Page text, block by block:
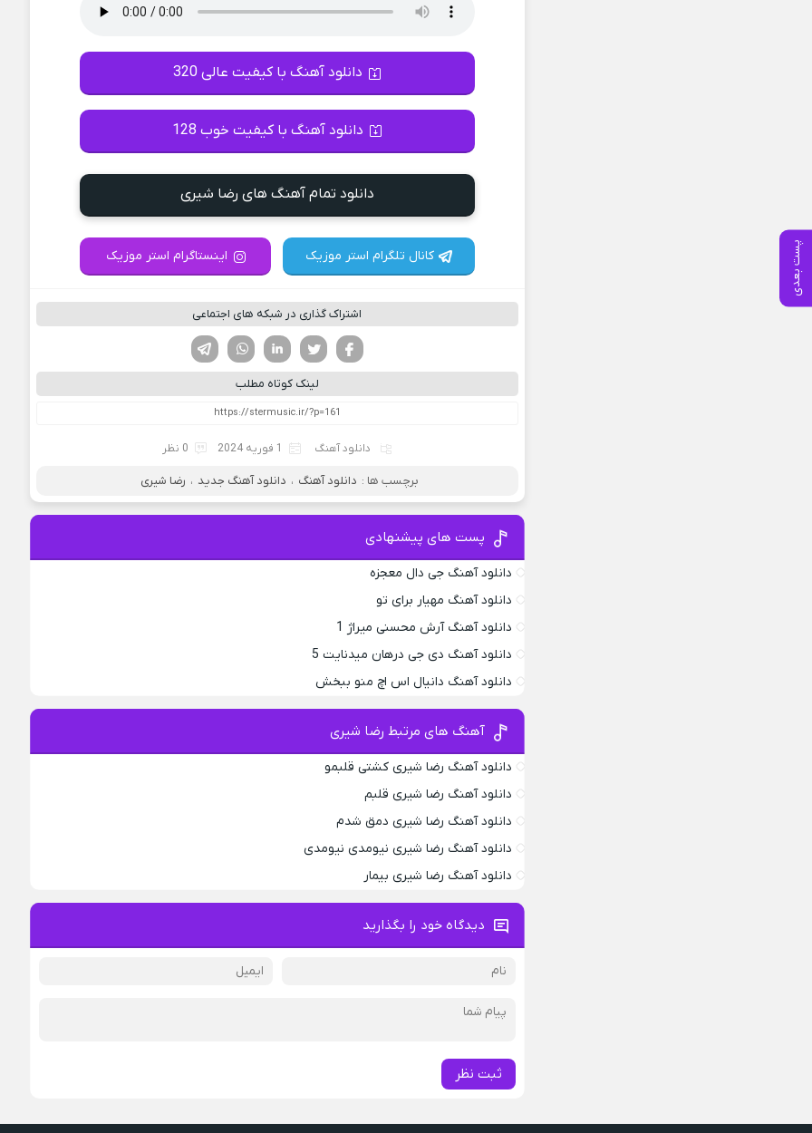
پست بعدی
دانلود آهنگ با کیفیت عالی 320
دانلود آهنگ با کیفیت خوب 128
دانلود تمام آهنگ های رضا شیری
کانال تلگرام استر موزیک اینستاگرام استر موزیک
اشتراک گذاری در شبکه های اجتماعی
لینکدین تویتر
فیسوک
لینک کوتاه مطلب
دانلود آهنگ 1 فوریه 2024 0 نظر
برچسب ها : دانلود آهنگ ، دانلود آهنگ جدید ، رضا شیری
پست های پیشنهادی
دانلود آهنگ جی دال معجزه
دانلود آهنگ مهیار برای تو
دانلود آهنگ آرش محسنی میراژ 1
دانلود آهنگ دی جی درهان میدنایت 5
دانلود آهنگ دانیال اس اچ منو ببخش
آهنگ های مرتبط رضا شیری
دانلود آهنگ رضا شیری کشتی قلبمو
دانلود آهنگ رضا شیری قلبم
دانلود آهنگ رضا شیری دمق شدم
دانلود آهنگ رضا شیری نیومدی نیومدی
دانلود آهنگ رضا شیری بیمار
دیدگاه خود را بگذارید
ثبت نظر